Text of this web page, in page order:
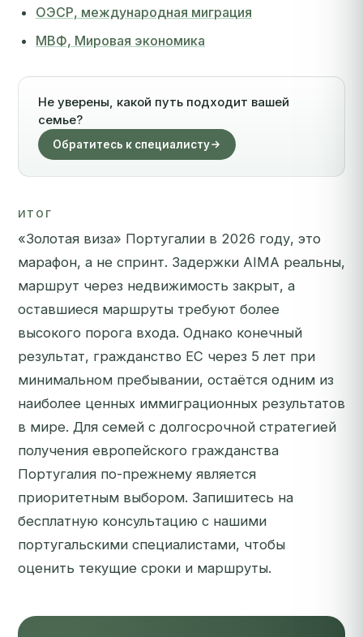
ОЭСР, международная миграция
МВФ, Мировая экономика
Не уверены, какой путь подходит вашей
семье?
Обратитесь к специалисту
ИТОГ
«Золотая виза» Португалии в 2026 году, это
марафон, а не спринт. Задержки AIMA реальны,
маршрут через недвижимость закрыт, а
оставшиеся маршруты требуют более
высокого порога входа. Однако конечный
результат, гражданство ЕС через 5 лет при
минимальном пребывании, остаётся одним из
наиболее ценных иммиграционных результатов
в мире. Для семей с долгосрочной стратегией
получения европейского гражданства
Португалия по-прежнему является
приоритетным выбором. Запишитесь на
бесплатную консультацию с нашими
португальскими специалистами, чтобы
оценить текущие сроки и маршруты.